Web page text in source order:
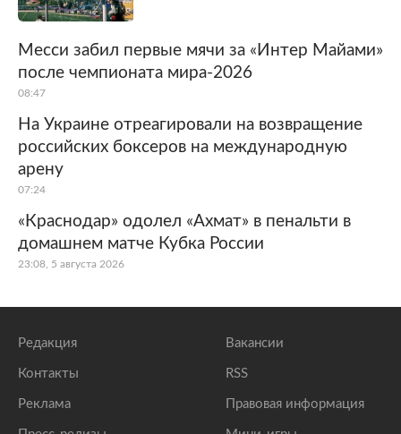
Месси забил первые мячи за «Интер Майами»
после чемпионата мира-2026
08:47
На Украине отреагировали на возвращение
российских боксеров на международную
арену
07:24
«Краснодар» одолел «Ахмат» в пенальти в
домашнем матче Кубка России
23:08, 5 августа 2026
Редакция
Контакты
Реклама
Вакансии
RSS
Правовая информация